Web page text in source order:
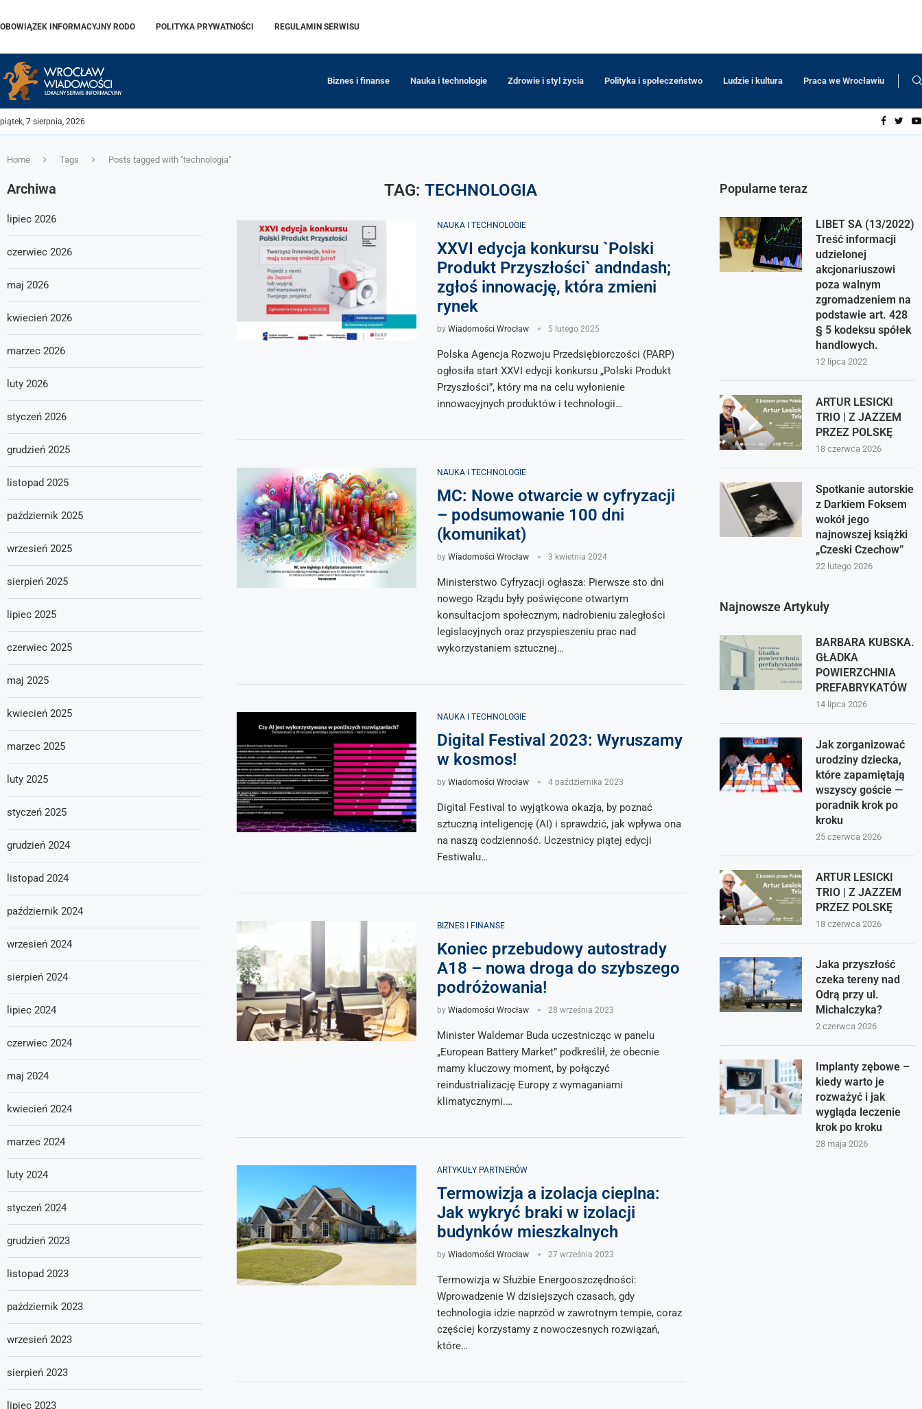
OBOWIĄZEK INFORMACYJNY RODO POLITYKA PRYWATNOŚCI REGULAMIN SERWISU
Biznes i finanse Nauka i technologie Zdrowie i styl życia Polityka i społeczeństwo Ludzie i kultura Praca we Wrocławiu
piątek, 7 sierpnia, 2026
Home Tags Posts tagged with "technologia"
TAG:TECHNOLOGIA
NAUKA I TECHNOLOGIE
XXVI edycja konkursu `Polski
Produkt Przyszłości` andndash;
zgłoś innowację, która zmieni
rynek
by Wiadomości Wrocław 5 lutego 2025
Polska Agencja Rozwoju Przedsiębiorczości (PARP)
ogłosiła start XXVI edycji konkursu „Polski Produkt
Przyszłości”, który ma na celu wyłonienie
innowacyjnych produktów i technologii…
NAUKA I TECHNOLOGIE
MC: Nowe otwarcie w cyfryzacji
– podsumowanie 100 dni
(komunikat)
by Wiadomości Wrocław 3 kwietnia 2024
Ministerstwo Cyfryzacji ogłasza: Pierwsze sto dni
nowego Rządu były poświęcone otwartym
konsultacjom społecznym, nadrobieniu zaległości
legislacyjnych oraz przyspieszeniu prac nad
wykorzystaniem sztucznej…
NAUKA I TECHNOLOGIE
Digital Festival 2023: Wyruszamy
w kosmos!
by Wiadomości Wrocław 4 października 2023
Digital Festival to wyjątkowa okazja, by poznać
sztuczną inteligencję (AI) i sprawdzić, jak wpływa ona
na naszą codzienność. Uczestnicy piątej edycji
Festiwalu…
BIZNES I FINANSE
Koniec przebudowy autostrady
A18 – nowa droga do szybszego
podróżowania!
by Wiadomości Wrocław 28 września 2023
Minister Waldemar Buda uczestnicząc w panelu
„European Battery Market” podkreślił, że obecnie
mamy kluczowy moment, by połączyć
reindustrializację Europy z wymaganiami
klimatycznymi.…
ARTYKUŁY PARTNERÓW
Termowizja a izolacja cieplna:
Jak wykryć braki w izolacji
budynków mieszkalnych
by Wiadomości Wrocław 27 września 2023
Termowizja w Służbie Energooszczędności:
Wprowadzenie W dzisiejszych czasach, gdy
technologia idzie naprzód w zawrotnym tempie, coraz
częściej korzystamy z nowoczesnych rozwiązań,
które…
Popularne teraz
LIBET SA (13/2022)
Treść informacji
udzielonej
akcjonariuszowi
poza walnym
zgromadzeniem na
podstawie art. 428
§ 5 kodeksu spółek
handlowych.
12 lipca 2022
ARTUR LESICKI
TRIO | Z JAZZEM
PRZEZ POLSKĘ
18 czerwca 2026
Spotkanie autorskie
z Darkiem Foksem
wokół jego
najnowszej książki
„Czeski Czechow”
22 lutego 2026
Najnowsze Artykuły
BARBARA KUBSKA.
GŁADKA
POWIERZCHNIA
PREFABRYKATÓW
14 lipca 2026
Jak zorganizować
urodziny dziecka,
które zapamiętają
wszyscy goście —
poradnik krok po
kroku
25 czerwca 2026
ARTUR LESICKI
TRIO | Z JAZZEM
PRZEZ POLSKĘ
18 czerwca 2026
Jaka przyszłość
czeka tereny nad
Odrą przy ul.
Michalczyka?
2 czerwca 2026
Implanty zębowe –
kiedy warto je
rozważyć i jak
wygląda leczenie
krok po kroku
28 maja 2026
Archiwa
lipiec 2026
czerwiec 2026
maj 2026
kwiecień 2026
marzec 2026
luty 2026
styczeń 2026
grudzień 2025
listopad 2025
październik 2025
wrzesień 2025
sierpień 2025
lipiec 2025
czerwiec 2025
maj 2025
kwiecień 2025
marzec 2025
luty 2025
styczeń 2025
grudzień 2024
listopad 2024
październik 2024
wrzesień 2024
sierpień 2024
lipiec 2024
czerwiec 2024
maj 2024
kwiecień 2024
marzec 2024
luty 2024
styczeń 2024
grudzień 2023
listopad 2023
październik 2023
wrzesień 2023
sierpień 2023
lipiec 2023